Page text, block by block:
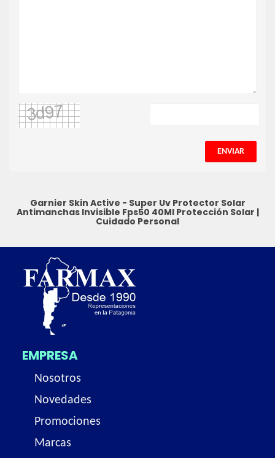
ENVIAR
Garnier Skin Active - Super Uv Protector Solar
Antimanchas Invisible Fps50 40Ml Protección Solar |
Cuidado Personal
EMPRESA
Nosotros
Novedades
Promociones
Marcas